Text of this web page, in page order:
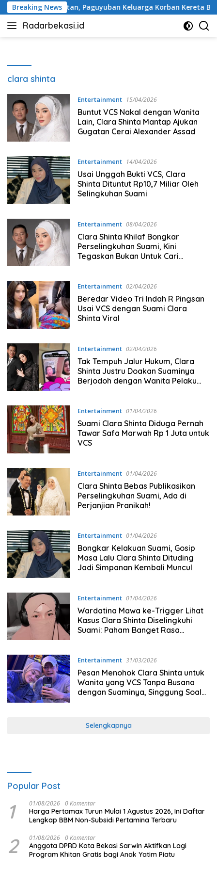
Langsung
ke
konten
Breaking News
Peringatan, Paguyuban Keluarga Korban Kereta Bekasi
Radarbekasi.id
Berita
clara shinta
Entertainment 15/04/2026
Buntut VCS Nakal dengan Wanita
Lain, Clara Shinta Mantap Ajukan
Gugatan Cerai Alexander Assad
Entertainment 14/04/2026
Usai Unggah Bukti VCS, Clara
Shinta Dituntut Rp10,7 Miliar Oleh
Selingkuhan Suami
Entertainment 08/04/2026
Clara Shinta Khilaf Bongkar
Perselingkuhan Suami, Kini
Tegaskan Bukan Untuk Cari
Entertainment 02/04/2026
Beredar Video Tri Indah R Pingsan
Usai VCS dengan Suami Clara
Shinta Viral
Entertainment 02/04/2026
Tak Tempuh Jalur Hukum, Clara
Shinta Justru Doakan Suaminya
Berjodoh dengan Wanita Pelaku
Entertainment 01/04/2026
Suami Clara Shinta Diduga Pernah
Tawar Safa Marwah Rp 1 Juta untuk
VCS
Entertainment 01/04/2026
Clara Shinta Bebas Publikasikan
Perselingkuhan Suami, Ada di
Perjanjian Pranikah!
Entertainment 01/04/2026
Bongkar Kelakuan Suami, Gosip
Masa Lalu Clara Shinta Dituding
Jadi Simpanan Kembali Muncul
Entertainment 01/04/2026
Wardatina Mawa ke-Trigger Lihat
Kasus Clara Shinta Diselingkuhi
Suami: Paham Banget Rasa
Entertainment 31/03/2026
Pesan Menohok Clara Shinta untuk
Wanita yang VCS Tanpa Busana
dengan Suaminya, Singgung Soal
Selengkapnya
Popular Post
1 01/08/2026 0 Komentar
Harga Pertamax Turun Mulai 1 Agustus 2026, Ini Daftar
Lengkap BBM Non-Subsidi Pertamina Terbaru
2 01/08/2026 0 Komentar
Anggota DPRD Kota Bekasi Sarwin Aktifkan Lagi
Program Khitan Gratis bagi Anak Yatim Piatu